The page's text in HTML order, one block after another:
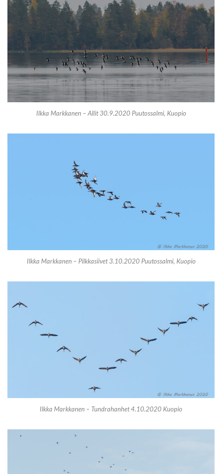
Ilkka Markkanen – Allit 30.9.2020 Puutossalmi, Kuopio
Ilkka Markkanen – Pilkkasiivet 3.10.2020 Puutossalmi, Kuopio
Ilkka Markkanen – Tundrahanhet 4.10.2020 Kuopio